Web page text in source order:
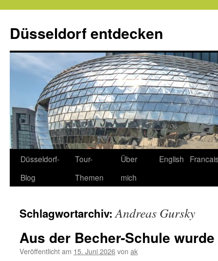
springen
Düsseldorf entdecken
Düsseldorf-
Blog
Tour-
Themen
Über
mich
English
Schlagwortarchiv:Andreas Gursky
Aus der Becher-Schule
Veröffentlicht am 15. Juni 2026von ak